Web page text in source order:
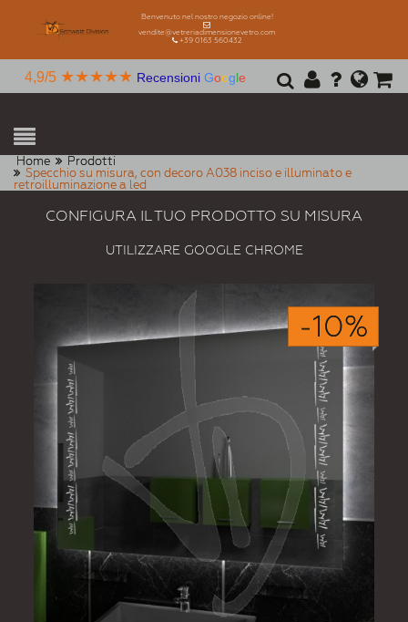
Benvenuto nel nostro negozio online!
vendite@vetreriadimensionevetro.com
+39 0163 560432
4,9/5 ★★★★★ Recensioni Google
Home
Prodotti
Specchio su misura, con decoro A038 inciso e illuminato e
retroilluminazione a led
CONFIGURA IL TUO PRODOTTO SU MISURA
UTILIZZARE GOOGLE CHROME
-10%